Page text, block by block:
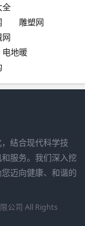
全
雕塑网
网
电地暖
结合现代科学技
服务。我们深入挖
迈向健康、和谐的
公司 All Rights